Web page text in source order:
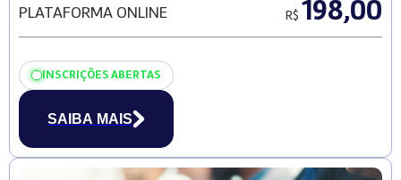
PLATAFORMA ONLINE R$ 198,00
INSCRIÇÕES ABERTAS
SAIBA MAIS